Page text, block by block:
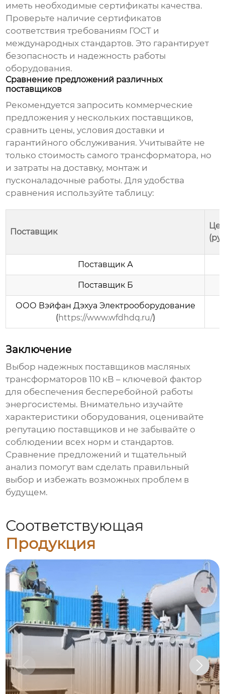
иметь необходимые сертификаты качества.
Проверьте наличие сертификатов
соответствия требованиям ГОСТ и
международных стандартов. Это гарантирует
безопасность и надежность работы
оборудования.
Сравнение предложений различных
поставщиков
Рекомендуется запросить коммерческие
предложения у нескольких поставщиков,
сравнить цены, условия доставки и
гарантийного обслуживания. Учитывайте не
только стоимость самого трансформатора, но
и затраты на доставку, монтаж и
пусконаладочные работы. Для удобства
сравнения используйте таблицу:
Поставщик
Поставщик А
Поставщик Б
ООО Вэйфан Дэхуа Электрооборудование
(https://www.wfdhdq.ru/)
Заключение
Выбор надежных поставщиков масляных
трансформаторов 110 кВ – ключевой фактор
для обеспечения бесперебойной работы
энергосистемы. Внимательно изучайте
характеристики оборудования, оценивайте
репутацию поставщиков и не забывайте о
соблюдении всех норм и стандартов.
Сравнение предложений и тщательный
анализ помогут вам сделать правильный
выбор и избежать возможных проблем в
будущем.
Соответствующая
Продукция